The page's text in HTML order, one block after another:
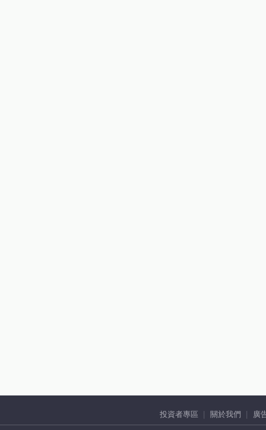
投資者專區 關於我們 廣